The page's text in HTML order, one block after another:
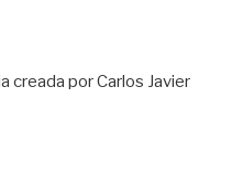
creada por Carlos Javier